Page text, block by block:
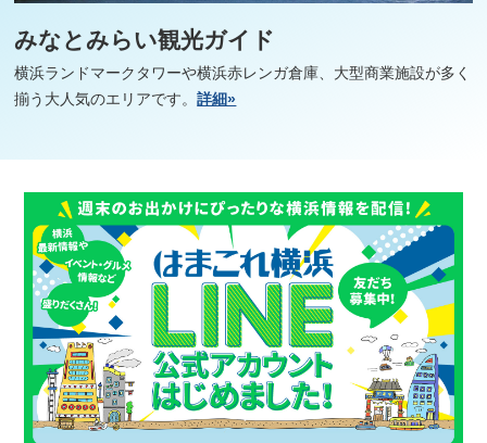
みなとみらい観光ガイド
横浜ランドマークタワーや横浜赤レンガ倉庫、大型商業施設が多く
揃う大人気のエリアです。詳細»